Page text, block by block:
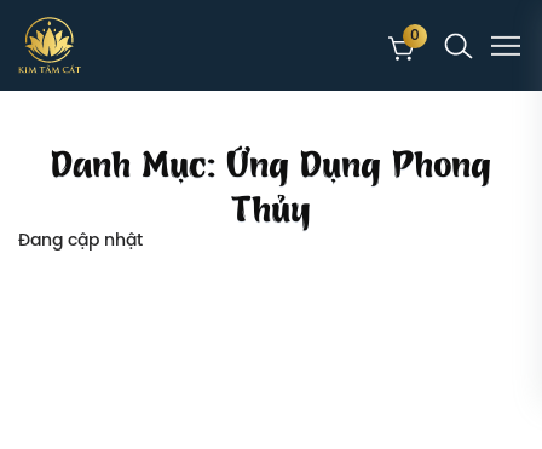
0
Danh Mục: Ứng Dụng Phong
Thủy
Đang cập nhật